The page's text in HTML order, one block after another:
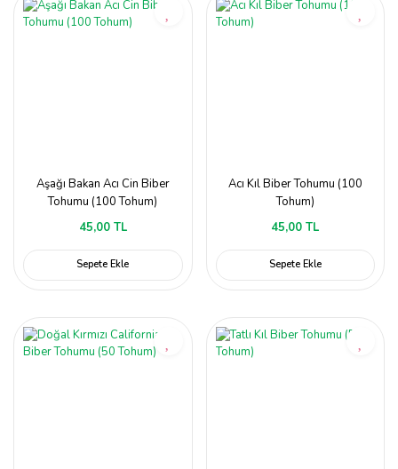
Aşağı Bakan Acı Cin Biber
Tohumu (100 Tohum)
45,00 TL
Sepete Ekle
Acı Kıl Biber Tohumu (100
Tohum)
45,00 TL
Sepete Ekle